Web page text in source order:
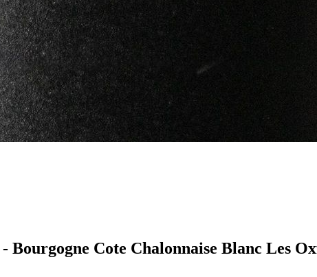
Bourgogne Cote Chalonnaise Blanc Les